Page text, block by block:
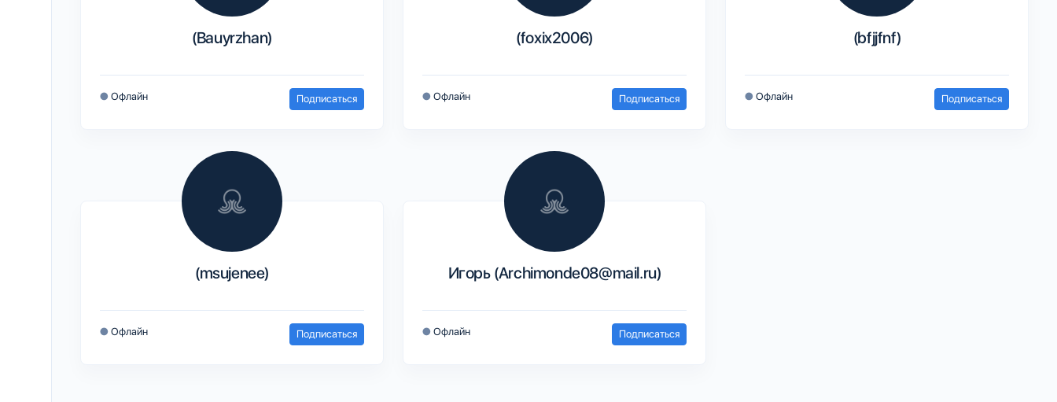
(Bauyrzhan)
● Офлайн Подписаться
(foxix2006)
● Офлайн Подписаться
(bfjjfnf)
● Офлайн Подписаться
(msujenee)
● Офлайн Подписаться
Игорь (Archimonde08@mail.ru)
● Офлайн Подписаться